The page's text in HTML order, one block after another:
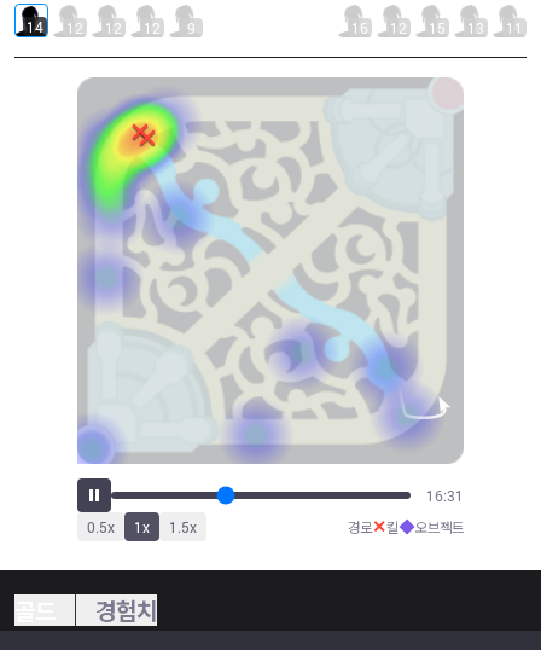
14 12 12 12 9 16 12 15 13 11
18:00
0.5x 1x 1.5x 경로✕킬◆오브젝트
경험치